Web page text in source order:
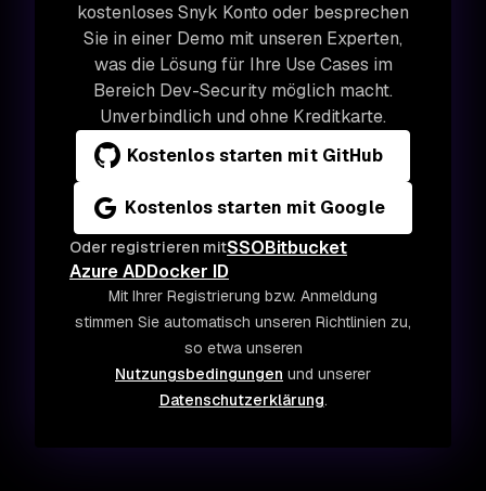
kostenloses Snyk Konto oder besprechen
Sie in einer Demo mit unseren Experten,
was die Lösung für Ihre Use Cases im
Bereich Dev-Security möglich macht.
Unverbindlich und ohne Kreditkarte.
Kostenlos starten mit GitHub
Kostenlos starten mit Google
Oder registrieren mitSSOBitbucket
Azure ADDocker ID
Mit Ihrer Registrierung bzw. Anmeldung
stimmen Sie automatisch unseren Richtlinien zu,
so etwa unseren
Nutzungsbedingungen und unserer
Datenschutzerklärung.